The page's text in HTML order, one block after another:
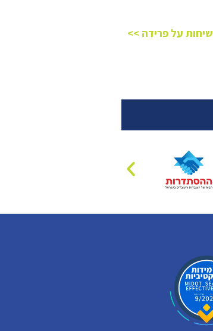
שיחות על פרידה >>